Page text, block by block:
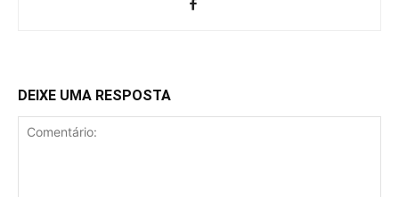
DEIXE UMA RESPOSTA